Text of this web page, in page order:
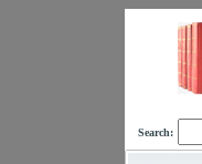
Search: